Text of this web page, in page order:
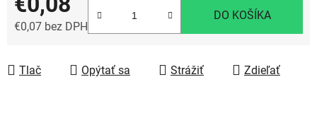
€0,07 bez DPH
DO KOŠÍKA
Tlač Opýtať sa Strážiť Zdieľať